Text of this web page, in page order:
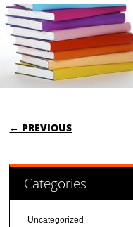
POST
← PREVIOUS
Categories
Uncategorized